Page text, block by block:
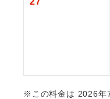
※この料金は 2026年